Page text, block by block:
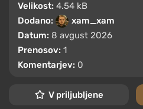
Velikost: 4.54 kB
Dodano:
xam_xam
Datum: 8 avgust 2026
Prenosov: 1
Komentarjev: 0
V priljubljene